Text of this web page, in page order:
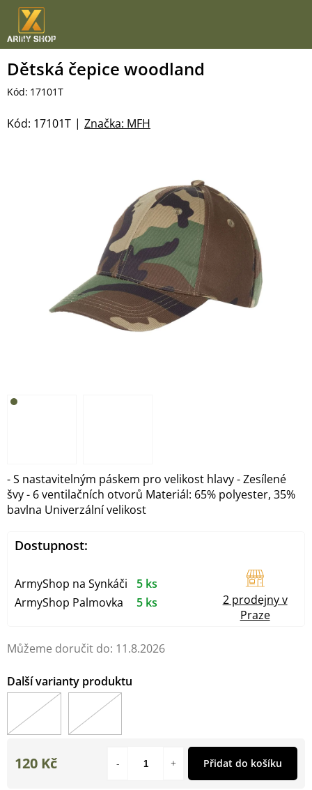
Přejít
obsah
Dětská čepice woodland
Kód: 17101T
Značka: MFH
Kód: 17101T
Můžeme doručit do: 11.8.2026
- S nastavitelným páskem pro velikost hlavy - Zesílené
švy - 6 ventilačních otvorů Materiál: 65% polyester, 35%
bavlna Univerzální velikost
120 Kč Přidat do košíku
Dostupnost:
ArmyShop na Synkáči
5 ks
ArmyShop Palmovka
5 ks
2 prodejny v
Praze